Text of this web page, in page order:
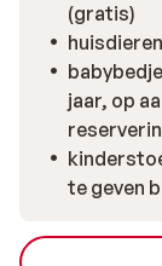
(gratis)
jaar, op
te geven